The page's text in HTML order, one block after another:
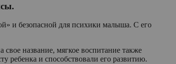
и безопасной для психики малыша. С его
название, мягкое воспитание также
ребенка и способствовали его развитию.